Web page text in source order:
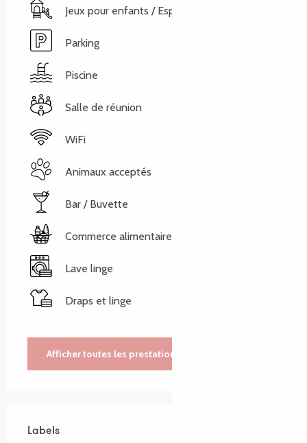
Jeux pour enfants / Espace jeux
Parking
Piscine
Salle de réunion
WiFi
Animaux acceptés
Bar / Buvette
Commerce alimentaire
Lave linge
Draps et linge
Afficher toutes les prestations
Labels
Labels